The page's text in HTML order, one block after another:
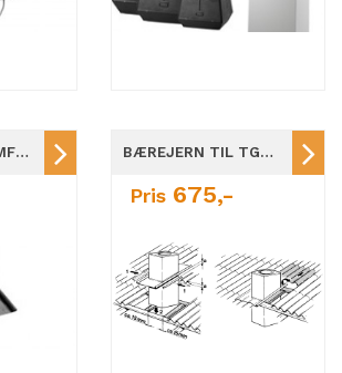
TGK TAGGENNEMFØRING Ø160-Ø450MM BÆREJERN TIL TGK/TGR TAGGENNEMFØRING Ø160-Ø450
Pris 675,-